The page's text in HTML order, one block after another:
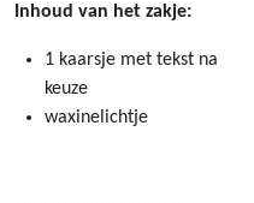
Inhoud van het zakje:
1 kaarsje met tekst na
keuze
waxinelichtje